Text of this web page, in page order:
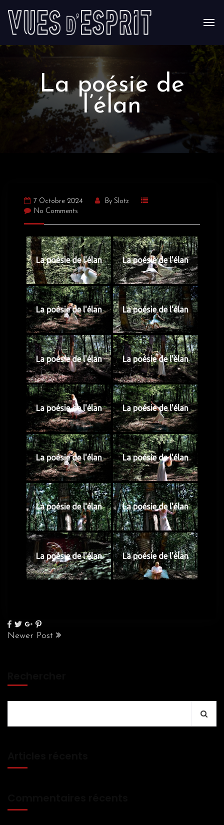
La poésie de
l’élan
7 Octobre 2024 By Slotz
No Comments
La poésie de l'élan La poésie de l'élan
La poésie de l'élan La poésie de l'élan
La poésie de l'élan La poésie de l'élan
La poésie de l'élan La poésie de l'élan
La poésie de l'élan La poésie de l'élan
La poésie de l'élan La poésie de l'élan
La poésie de l'élan La poésie de l'élan
Newer Post